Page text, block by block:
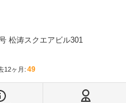
松涛スクエアビル301
12ヶ月: 49